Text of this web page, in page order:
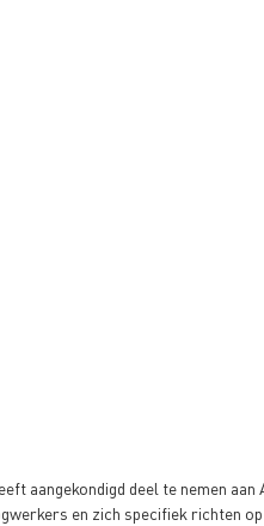
aangekondigd deel te nemen
en zich specifiek richten